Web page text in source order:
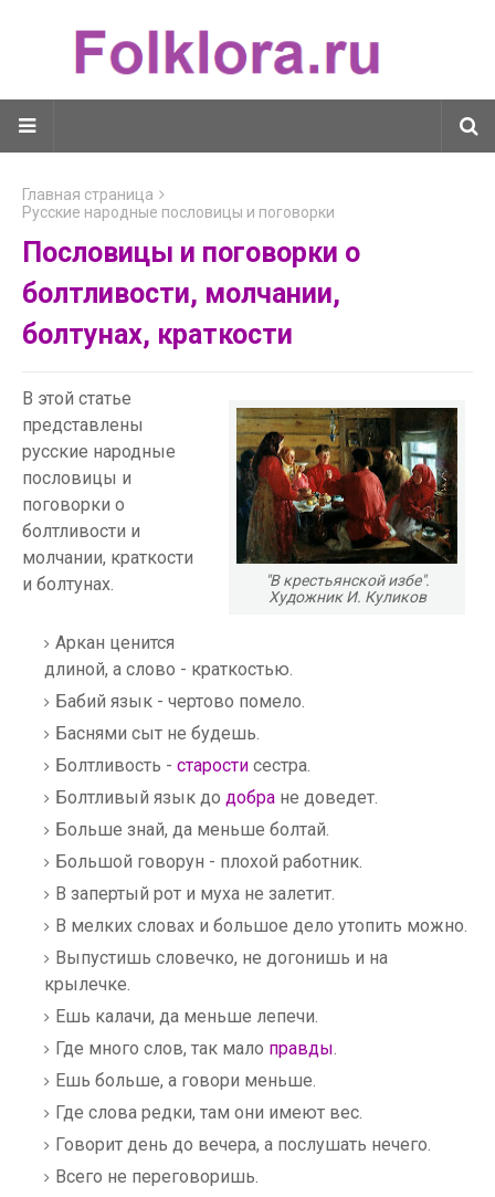
Главная страница
Русские народные пословицы и поговорки
Пословицы и поговорки о
болтливости, молчании,
болтунах, краткости
"В крестьянской избе".
Художник И. Куликов
В этой статье
представлены
русские народные
пословицы и
поговорки о
болтливости и
молчании, краткости
и болтунах.
Аркан ценится
длиной, а слово - краткостью.
Бабий язык - чертово помело.
Баснями сыт не будешь.
Болтливость - старости сестра.
Болтливый язык до добра не доведет.
Больше знай, да меньше болтай.
Большой говорун - плохой работник.
В запертый рот и муха не залетит.
В мелких словах и большое дело утопить можно.
Выпустишь словечко, не догонишь и на
крылечке.
Ешь калачи, да меньше лепечи.
Где много слов, так мало правды.
Ешь больше, а говори меньше.
Где слова редки, там они имеют вес.
Говорит день до вечера, а послушать нечего.
Всего не переговоришь.